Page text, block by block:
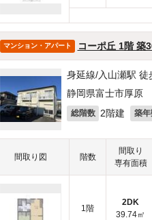
マンション・アパート コーポ丘 1階 築
身延線/入山瀬駅 徒
静岡県富士市厚原
総階数 2階建 築年
間取り図 階数
間取り
専有面積
1階
2DK
39.74㎡